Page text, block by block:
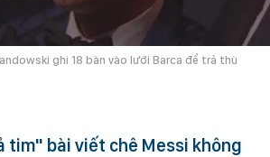
ghi 18 bàn vào lưới Barca để trả thù
tim" bài viết chê Messi không